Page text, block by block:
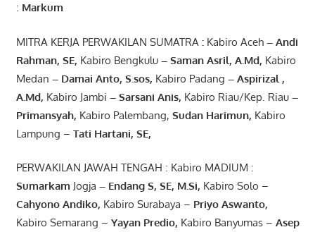
: Markum
MITRA KERJA PERWAKILAN SUMATRA :Kabiro Aceh– Andi
Rahman, SE, Kabiro Bengkulu– Saman Asril, A.Md, Kabiro
Medan – Damai Anto, S.sos, Kabiro Padang – Aspirizal ,
A.Md, Kabiro Jambi – Sarsani Anis, Kabiro Riau/Kep. Riau–
Primansyah, Kabiro Palembang, Sudan Harimun, Kabiro
Lampung – Tati Hartani, SE,
PERWAKILAN JAWAH TENGAH : Kabiro MADIUM :
Sumarkam Jogja – EndangS, SE, M.Si, Kabiro Solo –
Cahyono Andiko, Kabiro Surabaya – Priyo Aswanto,
Kabiro Semarang – Yayan Predio, Kabiro Banyumas – Asep